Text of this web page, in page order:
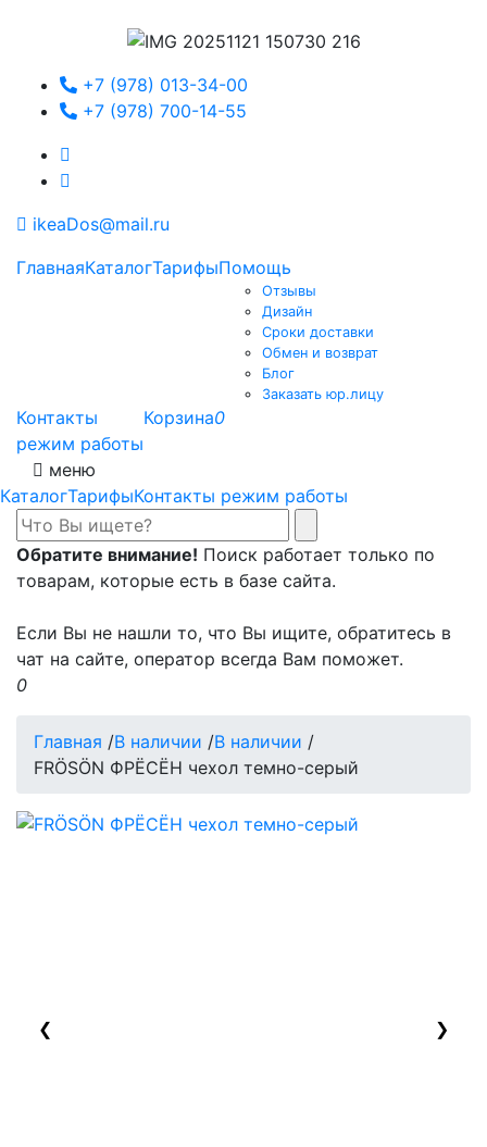
+7 (978) 013-34-00
+7 (978) 700-14-55
ikeaDos@mail.ru
ГлавнаяКаталогТарифыПомощь
Отзывы
Дизайн
Сроки доставки
Обмен и возврат
Блог
Заказать юр.лицу
Контакты
режим работы
Корзина0
меню
КаталогТарифыКонтакты режим работы
Обратите внимание! Поиск работает только по
товарам, которые есть в базе сайта.
Если Вы не нашли то, что Вы ищите, обратитесь в
чат на сайте, оператор всегда Вам поможет.
0
Главная /В наличии /В наличии /
FRÖSÖN ФРЁСЁН чехол темно-серый
❮ ❯